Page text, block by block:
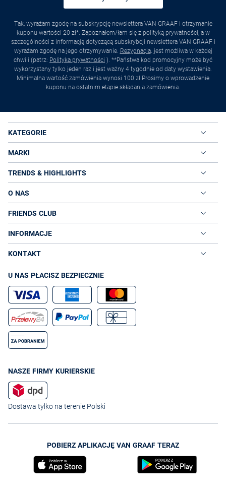
Tak, wyrażam zgodę na subskrypcję newslettera VAN GRAAF i otrzymanie
kuponu wartości 20 zł*. Zapoznałem/łam się z polityką prywatności, a w
szczególności z informacją dotyczącą subskrybcji newslettera VAN GRAAF i
wyrażam zgodę na jego otrzymywanie. Rezygnacja. jest możliwa w każdej
chwili (patrz: Polityka prywatności ). **Państwa kod promocyjny może być
wykorzystany tylko jeden raz i jest ważny 4 tygodnie od daty wystawienia.
Minimalna wartość zamówienia wynosi 100 zł Prosimy o wprowadzenie
kuponu na ostatnim etapie składania zamówienia.
KATEGORIE
MARKI
TRENDS & HIGHLIGHTS
O NAS
FRIENDS CLUB
INFORMACJE
KONTAKT
U NAS PŁACISZ BEZPIECZNIE
NASZE FIRMY KURIERSKIE
Dostawa tylko na terenie Polski
POBIERZ APLIKACJĘ VAN GRAAF TERAZ